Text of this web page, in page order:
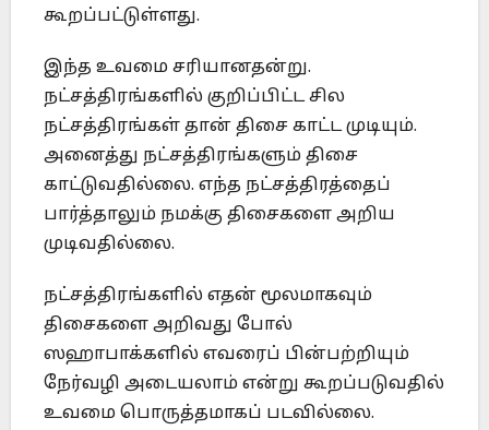
கூறப்பட்டுள்ளது.
இந்த உவமை சரியானதன்று.
நட்சத்திரங்களில் குறிப்பிட்ட சில
நட்சத்திரங்கள் தான் திசை காட்ட முடியும்.
அனைத்து நட்சத்திரங்களும் திசை
காட்டுவதில்லை. எந்த நட்சத்திரத்தைப்
பார்த்தாலும் நமக்கு திசைகளை அறிய
முடிவதில்லை.
நட்சத்திரங்களில் எதன் மூலமாகவும்
திசைகளை அறிவது போல்
ஸஹாபாக்களில் எவரைப் பின்பற்றியும்
நேர்வழி அடையலாம் என்று கூறப்படுவதில்
உவமை பொருத்தமாகப் படவில்லை.